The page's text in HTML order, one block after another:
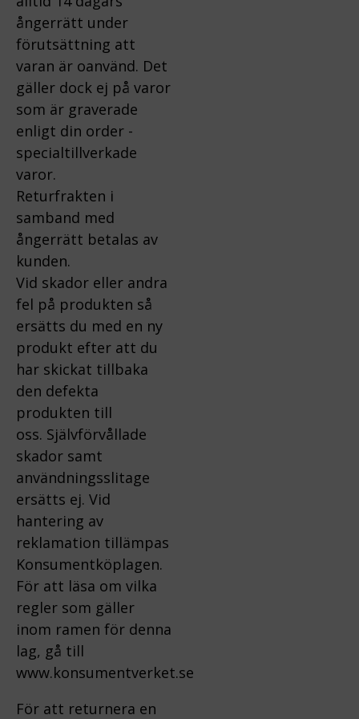
ångerrätt under
förutsättning att
varan är oanvänd. Det
gäller dock ej på varor
som är graverade
enligt din order -
specialtillverkade
varor.
Returfrakten i
samband med
ångerrätt betalas av
kunden.
Vid skador eller andra
fel på produkten så
ersätts du med en ny
produkt efter att du
har skickat tillbaka
den defekta
produkten till
oss. Självförvållade
skador samt
användningsslitage
ersätts ej. Vid
hantering av
reklamation tillämpas
Konsumentköplagen.
För att läsa om vilka
regler som gäller
inom ramen för denna
lag, gå till
www.konsumentverket.se
För att returnera en